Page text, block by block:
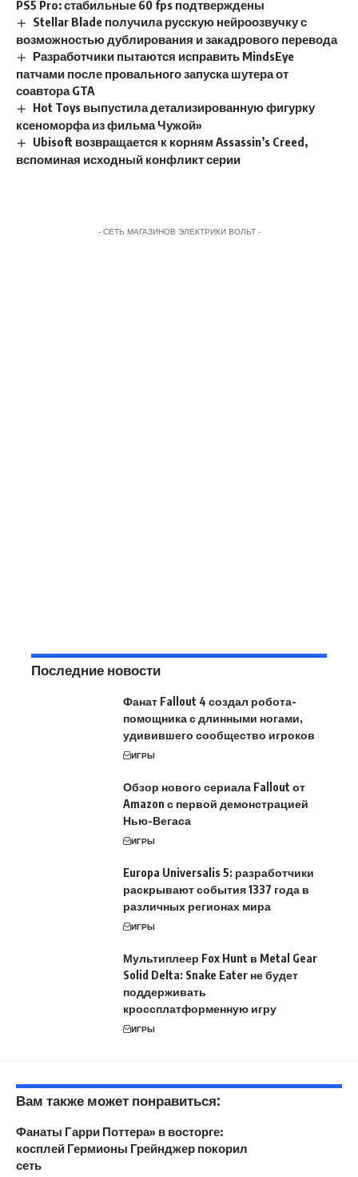
PS5 Pro: стабильные 60 fps подтверждены
Stellar Blade получила русскую нейроозвучку с
возможностью дублирования и закадрового перевода
Разработчики пытаются исправить MindsEye
патчами после провального запуска шутера от
соавтора GTA
Hot Toys выпустила детализированную фигурку
ксеноморфа из фильма Чужой»
Ubisoft возвращается к корням Assassin’s Creed,
вспоминая исходный конфликт серии
- СЕТЬ МАГАЗИНОВ ЭЛЕКТРИКИ ВОЛЬТ -
Последние новости
Фанат Fallout 4 создал робота-
помощника с длинными ногами,
удивившего сообщество игроков
ИГРЫ
Обзор нового сериала Fallout от
Amazon с первой демонстрацией
Нью-Вегаса
ИГРЫ
Europa Universalis 5: разработчики
раскрывают события 1337 года в
различных регионах мира
ИГРЫ
Мультиплеер Fox Hunt в Metal Gear
Solid Delta: Snake Eater не будет
поддерживать
кроссплатформенную игру
ИГРЫ
Вам также может понравиться:
Фанаты Гарри Поттера» в восторге:
косплей Гермионы Грейнджер покорил
сеть